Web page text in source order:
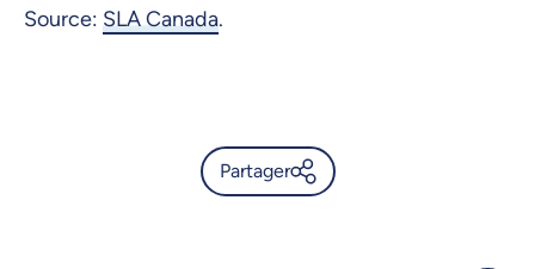
Source: SLA Canada.
Partager